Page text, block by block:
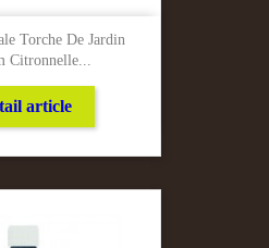
Torche De Jardin
Citronnelle...
article